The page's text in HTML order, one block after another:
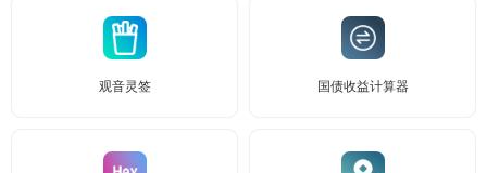
观音灵签 国债收益计算器